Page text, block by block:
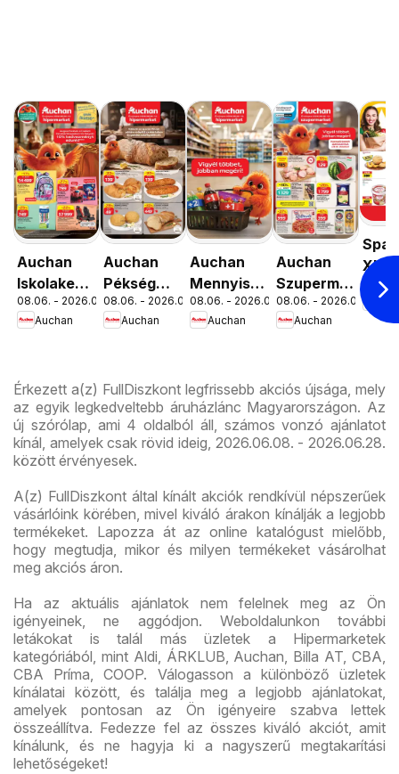
Auchan
Iskolakezdés
ajánlatok
08.06. - 2026.08.19.
Auchan
Auchan
Pékség
ajánlataink
08.06. - 2026.08.12.
Auchan
Auchan
Mennyiségi
kedvezmény
ajánlataink
08.06. - 2026.08.19.
Auchan
Auchan
Szupermarket
akciós
újság
08.06. - 2026.08.12.
Auchan
Spar
XIII.
út
Érkezett a(z) FullDiszkont legfrissebb akciós újsága, mely
az egyik legkedveltebb áruházlánc Magyarországon. Az
új szórólap, ami 4 oldalból áll, számos vonzó ajánlatot
kínál, amelyek csak rövid ideig, 2026.06.08. - 2026.06.28.
között érvényesek.
A(z) FullDiszkont által kínált akciók rendkívül népszerűek
vásárlóink körében, mivel kiváló árakon kínálják a legjobb
termékeket. Lapozza át az online katalógust mielőbb,
hogy megtudja, mikor és milyen termékeket vásárolhat
meg akciós áron.
Ha az aktuális ajánlatok nem felelnek meg az Ön
igényeinek, ne aggódjon. Weboldalunkon további
letákokat is talál más üzletek a Hipermarketek
kategóriából, mint Aldi, ÁRKLUB, Auchan, Billa AT, CBA,
CBA Príma, COOP. Válogasson a különböző üzletek
kínálatai között, és találja meg a legjobb ajánlatokat,
amelyek pontosan az Ön igényeire szabva lettek
összeállítva. Fedezze fel az összes kiváló akciót, amit
kínálunk, és ne hagyja ki a nagyszerű megtakarítási
lehetőségeket!